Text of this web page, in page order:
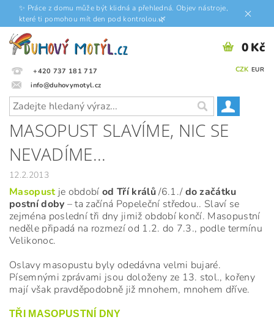
✨ Práce z domu může být klidná a přehledná. Objev nástroje,
které ti pomohou mít den pod kontrolou.🌿
+420 737 181 717
info@duhovymotyl.cz
CZK EUR
0 Kč
MASOPUST SLAVÍME, NIC SE
NEVADÍME...
12.2.2013
Masopustje obdobíod Tří králů/6.1./do začátku
postní doby – ta začíná Popeleční středou.. Slaví se
zejména poslední tři dny jimiž období končí. Masopustní
neděle připadá na rozmezí od 1.2. do 7.3., podle termínu
Velikonoc.
Oslavy masopustu byly odedávna velmi bujaré.
Písemnými zprávami jsou doloženy ze 13. stol., kořeny
mají však pravděpodobně již mnohem, mnohem dříve.
TŘI MASOPUSTNÍ DNY